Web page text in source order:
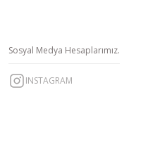
Sosyal Medya Hesaplarımız.
INSTAGRAM